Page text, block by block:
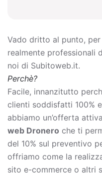
Vado dritto al punto, per
realmente professionali
noi di Subitoweb.it.
Perchè?
Facile, innanzitutto
clienti soddisfatti 100%
abbiamo un’offerta
web Dronero che ti
del 10% sul preventivo
offriamo come la
sito e-commerce o altri